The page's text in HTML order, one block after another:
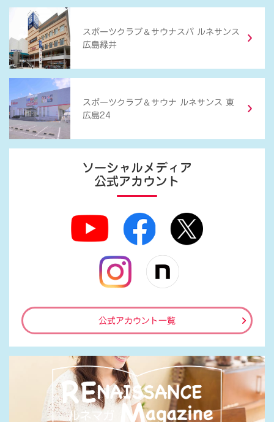
スポーツクラブ ＆ サウナスパ ルネサンス
広島緑井
スポーツクラブ ＆ サウナ ルネサンス 東
広島24
ソーシャルメディア
公式アカウント
公式アカウント一覧